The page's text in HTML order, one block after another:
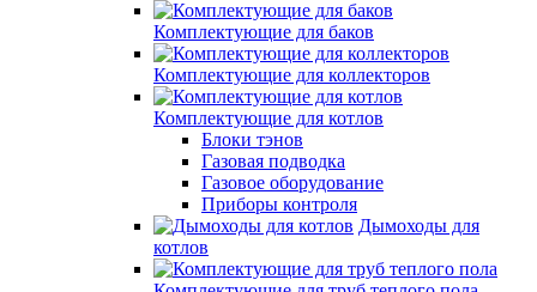
Комплектующие для баков
Комплектующие для коллекторов
Комплектующие для котлов
Блоки тэнов
Газовая подводка
Газовое оборудование
Приборы контроля
Дымоходы для
котлов